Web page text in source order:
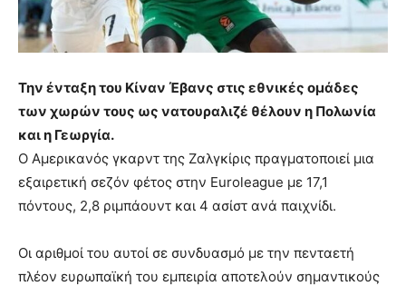
Την ένταξη του Κίναν Έβανς στις εθνικές ομάδες
των χωρών τους ως νατουραλιζέ θέλουν η Πολωνία
και η Γεωργία.
Ο Αμερικανός γκαρντ της Ζαλγκίρις πραγματοποιεί μια
εξαιρετική σεζόν φέτος στην Euroleague με 17,1
πόντους, 2,8 ριμπάουντ και 4 ασίστ ανά παιχνίδι.
Οι αριθμοί του αυτοί σε συνδυασμό με την πενταετή
πλέον ευρωπαϊκή του εμπειρία αποτελούν σημαντικούς